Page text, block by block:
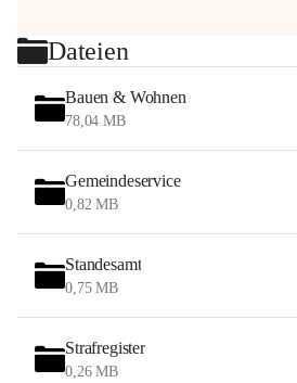
Dateien
Bauen & Wohnen
78,04 MB
Gemeindeservice
0,82 MB
Standesamt
0,75 MB
Strafregister
0,26 MB